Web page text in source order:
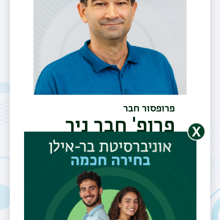
פרופסור חבר
פרופ' חבר ניר
מדג'ר
03-5317105
דוא"ל